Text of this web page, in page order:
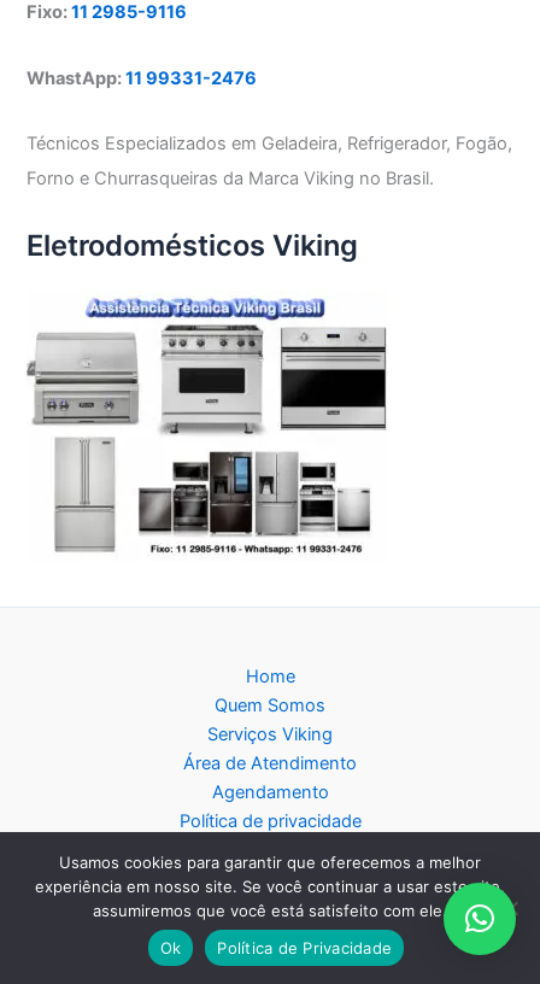
Fixo:11 2985-9116
WhastApp:11 99331-2476
Técnicos Especializados em Geladeira, Refrigerador, Fogão,
Forno e Churrasqueiras da Marca Viking no Brasil.
Eletrodomésticos Viking
Home
Quem Somos
Serviços Viking
Área de Atendimento
Agendamento
Política de privacidade
Mapa do Site
Usamos cookies para garantir que oferecemos a melhor
experiência em nosso site. Se você continuar a usar este site,
assumiremos que você está satisfeito com ele.
Ok
Política de Privacidade